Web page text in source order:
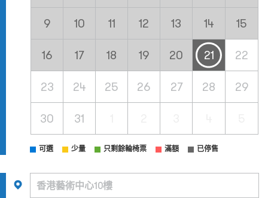
9 10 11 12 13 14 15
16 17 18 19 20 21 22
23 24 25 26 27 28 29
30 31
可選 少量 只剩餘輪椅票 滿額 已停售